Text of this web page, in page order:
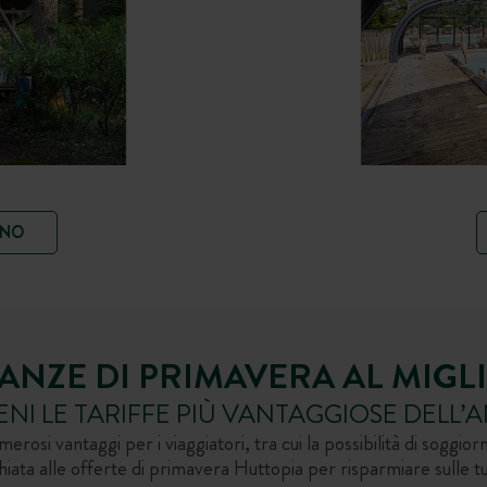
DI PRIMAVERA AL
LE TARIFFE PIÙ VANTAGGIOSE
vantaggi per i viaggiatori, tra cui la possibilità di
alle offerte di primavera Huttopia per risparmiare sulle